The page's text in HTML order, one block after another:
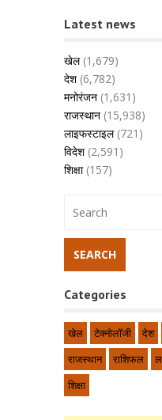
Latest news
खेल(1,679)
देश(6,782)
मनोरंजन (1,631)
राजस्थान (15,938)
लाइफस्टाइल(721)
विदेश(2,591)
शिक्षा(157)
Categories
खेल टेक्नोलॉजी देश
राजस्थान
राशिफल
शिक्षा